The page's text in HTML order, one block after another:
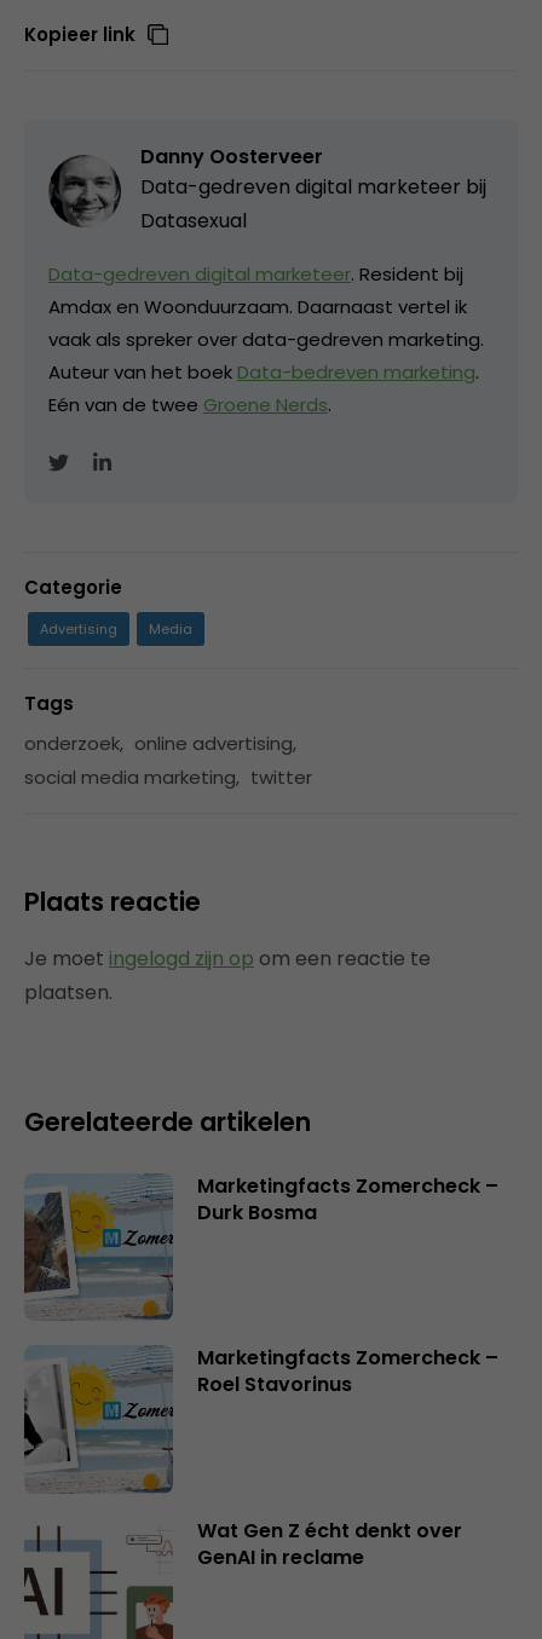
Kopieer link
Danny Oosterveer
Data-gedreven digital marketeer bij
Datasexual
Data-gedreven digital marketeer. Resident bij
Amdax en Woonduurzaam. Daarnaast vertel ik
vaak als spreker over data-gedreven marketing.
Auteur van het boek Data-bedreven marketing.
Eén van de twee Groene Nerds.
Categorie
Advertising Media
Tags
onderzoek, online advertising,
social media marketing, twitter
Plaats reactie
Je moet ingelogd zijn op om een reactie te
plaatsen.
Gerelateerde artikelen
Marketingfacts Zomercheck –
Durk Bosma
Marketingfacts Zomercheck –
Roel Stavorinus
Wat Gen Z écht denkt over
GenAI in reclame